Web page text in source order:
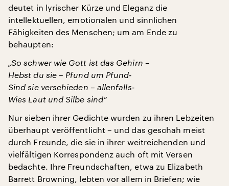
deutet in lyrischer Kürze und Eleganz die
intellektuellen, emotionalen und sinnlichen
Fähigkeiten des Menschen; um am Ende zu
behaupten:
„So schwer wie Gott ist das Gehirn –
Hebst du sie – Pfund um Pfund-
Sind sie verschieden – allenfalls-
Wies Laut und Silbe sind“
Nur sieben ihrer Gedichte wurden zu ihren Lebzeiten
überhaupt veröffentlicht – und das geschah meist
durch Freunde, die sie in ihrer weitreichenden und
vielfältigen Korrespondenz auch oft mit Versen
bedachte. Ihre Freundschaften, etwa zu Elizabeth
Barrett Browning, lebten vor allem in Briefen; wie